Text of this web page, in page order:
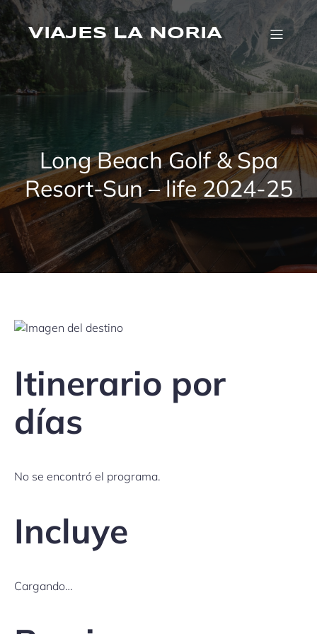
Saltar
al
contenidoVIAJES LA NORIA
Long Beach Golf & Spa
Resort-Sun – life 2024-25
Itinerario por
días
No se encontró el programa.
Incluye
Cargando…